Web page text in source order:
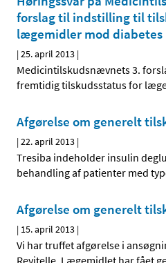
forslag til indstilling til
lægemidler mod diabetes
|25. april 2013 |
Medicintilskudsnævnets 3.
fremtidig tilskudsstatus for
Afgørelse om generelt
|22. april 2013 |
Tresiba indeholder insulin
behandling af patienter med
Afgørelse om generelt
| 15. april 2013 |
Vi har truffet afgørelse i